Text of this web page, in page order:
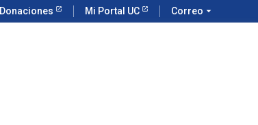
Donaciones Mi Portal UC Correo arrow_drop_down